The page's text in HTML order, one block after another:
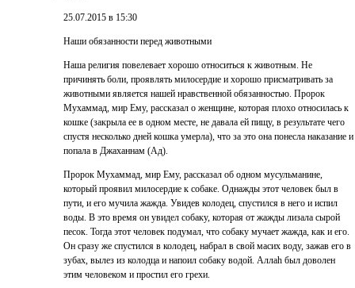
25.07.2015 в 15:30
Наши обязанности перед животными
Наша религия повелевает хорошо относиться к животным. Не
причинять боли, проявлять милосердие и хорошо присматривать за
животными является нашей нравственной обязанностью. Пророк
Мухаммад, мир Ему, рассказал о женщине, которая плохо относилась к
кошке (закрыла ее в одном месте, не давала ей пищу, в результате чего
спустя несколько дней кошка умерла), что за это она понесла наказание и
попала в Джаханнам (Ад).
Пророк Мухаммад, мир Ему, рассказал об одном мусульманине,
который проявил милосердие к собаке. Однажды этот человек был в
пути, и его мучила жажда. Увидев колодец, спустился в него и испил
воды. В это время он увидел собаку, которая от жажды лизала сырой
песок. Тогда этот человек подумал, что собаку мучает жажда, как и его.
Он сразу же спустился в колодец, набрал в свой масих воду, зажав его в
зубах, вылез из колодца и напоил собаку водой. Аллаh был доволен
этим человеком и простил его грехи.